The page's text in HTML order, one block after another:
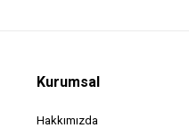
Kurumsal
Hakkımızda